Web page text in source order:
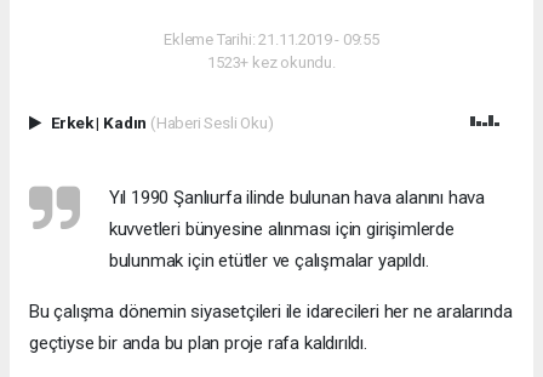
Ekleme Tarihi: 21.11.2019 - 09:55
1523+ kez okundu.
Erkek| Kadın (Haberi Sesli Oku)
Yıl 1990 Şanlıurfa ilinde bulunan hava alanını hava
kuvvetleri bünyesine alınması için girişimlerde
bulunmak için etütler ve çalışmalar yapıldı.
Bu çalışma dönemin siyasetçileri ile idarecileri her ne aralarında
geçtiyse bir anda bu plan proje rafa kaldırıldı.